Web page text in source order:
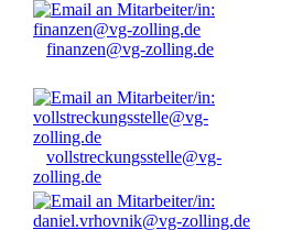
finanzen@vg-zolling.de
vollstreckungsstelle@vg-
zolling.de